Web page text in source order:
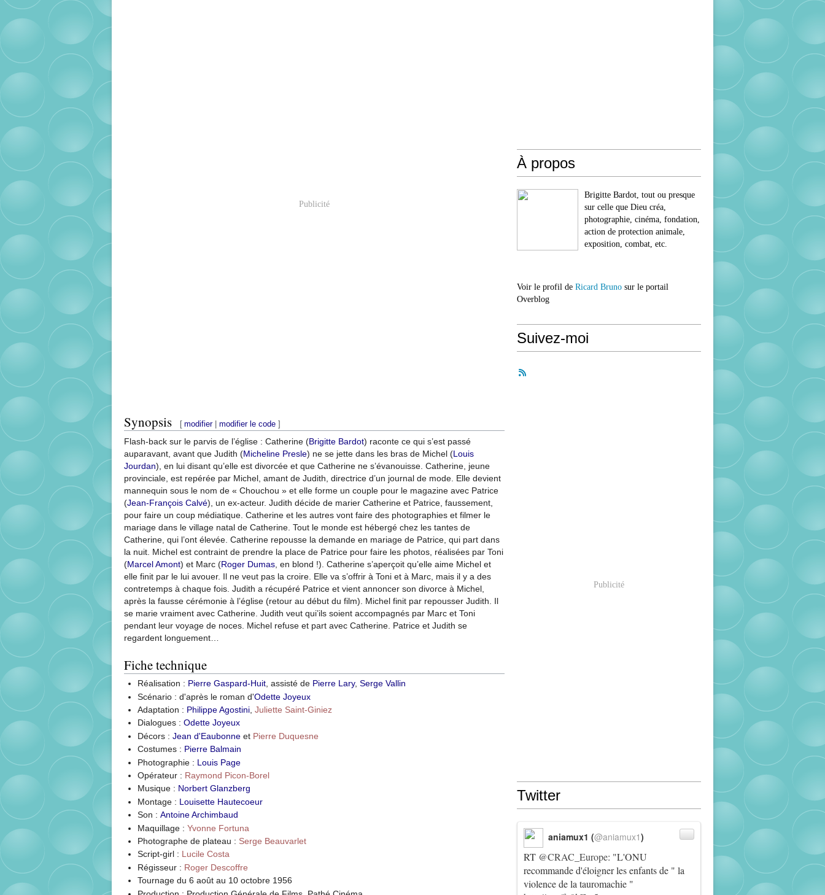
Publicité
Synopsis [ modifier modifier le code ]
Flash-back sur le parvis de l’église : Catherine (Brigitte Bardot) raconte ce qui s’est passé
auparavant, avant que Judith (Micheline Presle) ne se jette dans les bras de Michel (Louis
Jourdan), en lui disant qu’elle est divorcée et que Catherine ne s’évanouisse. Catherine, jeune
provinciale, est repérée par Michel, amant de Judith, directrice d’un journal de mode. Elle devient
mannequin sous le nom de « Chouchou » et elle forme un couple pour le magazine avec Patrice
(Jean-François Calvé), un ex-acteur. Judith décide de marier Catherine et Patrice, faussement,
pour faire un coup médiatique. Catherine et les autres vont faire des photographies et filmer le
mariage dans le village natal de Catherine. Tout le monde est hébergé chez les tantes de
Catherine, qui l’ont élevée. Catherine repousse la demande en mariage de Patrice, qui part dans
la nuit. Michel est contraint de prendre la place de Patrice pour faire les photos, réalisées par Toni
(Marcel Amont) et Marc (Roger Dumas , en blond !). Catherine s’aperçoit qu’elle aime Michel et
elle finit par le lui avouer. Il ne veut pas la croire. Elle va s’offrir à Toni et à Marc, mais il y a des
contretemps à chaque fois. Judith a récupéré Patrice et vient annoncer son divorce à Michel,
après la fausse cérémonie à l’église (retour au début du film). Michel finit par repousser Judith. Il
se marie vraiment avec Catherine. Judith veut qui’ils soient accompagnés par Marc et Toni
pendant leur voyage de noces. Michel refuse et part avec Catherine. Patrice et Judith se
regardent longuement…
Fiche technique
Réalisation : Pierre Gaspard-Huit, assisté de Pierre Lary, Serge Vallin
Scénario : d'après le roman d'Odette Joyeux
Adaptation : Philippe Agostini Juliette Saint-Giniez
Dialogues : Odette Joyeux
Décors : Jean d'Eaubonne et Pierre Duquesne
Costumes : Pierre Balmain
Photographie : Louis Page
Opérateur : Raymond Picon-Borel
Musique : Norbert Glanzberg
Montage : Louisette Hautecoeur
Son : Antoine Archimbaud
Maquillage : Yvonne Fortuna
Photographe de plateau : Serge Beauvarlet
Script-girl : Lucile Costa
Régisseur : Roger Descoffre
Tournage du 6 août au 10 octobre 1956
À propos
Brigitte Bardot, tout ou presque
sur celle que Dieu créa,
photographie, cinéma, fondation,
action de protection animale,
exposition, combat, etc.
Voir le profil de Ricard Bruno sur le portail
Overblog
Suivez-moi
Publicité
Twitter
RT @CRAC_Europe: "L'ONU
recommande d'éloigner les enfants de " la
violence de la tauromachie "
aniamux1 (@aniamux1)